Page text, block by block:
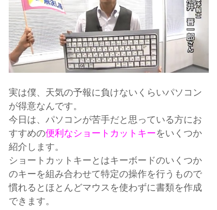
実は僕、天気の予報に負けないくらいパソコン
が得意なんです。
今日は、パソコンが苦手だと思っている方にお
すすめの便利なショートカットキーをいくつか
紹介します。
ショートカットキーとはキーボードのいくつか
のキーを組み合わせて特定の操作を行うもので
慣れるとほとんどマウスを使わずに書類を作成
できます。